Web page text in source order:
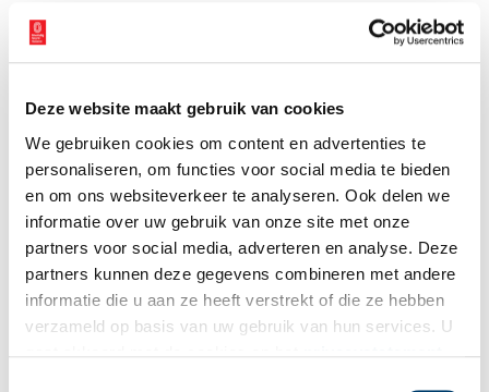
Deze website maakt gebruik van cookies
We gebruiken cookies om content en advertenties te
personaliseren, om functies voor social media te bieden
en om ons websiteverkeer te analyseren. Ook delen we
informatie over uw gebruik van onze site met onze
partners voor social media, adverteren en analyse. Deze
partners kunnen deze gegevens combineren met andere
informatie die u aan ze heeft verstrekt of die ze hebben
verzameld op basis van uw gebruik van hun services. U
meegemaakt dat zo’n bijeenkomst geen succes was.”
Van Thijn ontving er ook buitenlandse staatshoofden als President
Mitterand van Frankrijk, Von Weiszäcker van Duitsland, koningin
Elisabeth van Engeland, Soares van Portugal, Kuanda van Zambia,
Rabin van Israel, de Dalai Lama en Gorbatsjov van de toenmalige
Sovjetunie. Van Thijn memoreert vrolijk de ontmoeting met die
laatste: “Gorbatsjov is de enige die ik in de tuin heb ontvangen.
Het was prachtig mooi weer. De Russische president stond
bekend als natuurliefhebber, promotor voor het milieu. Toen we
eenmaal buiten waren, wees hij twee bomen aan en vroeg me
wat dat waren. Ik antwoordde dat de linker een beuk was en de